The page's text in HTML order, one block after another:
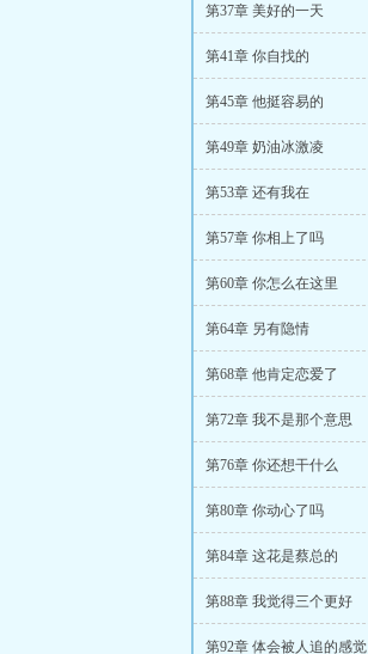
第37章 美好的一天
第41章 你自找的
第45章 他挺容易的
第49章 奶油冰激凌
第53章 还有我在
第57章 你相上了吗
第60章 你怎么在这里
第64章 另有隐情
第68章 他肯定恋爱了
第72章 我不是那个意思
第76章 你还想干什么
第80章 你动心了吗
第84章 这花是蔡总的
第88章 我觉得三个更好
第92章 体会被人追的感觉